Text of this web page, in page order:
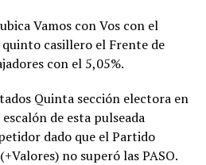
Vamos con Vos con el
casillero el Frente de
con el 5,05%.
Quinta sección electora en
de esta pulseada
dado que el Partido
no superó las PASO.